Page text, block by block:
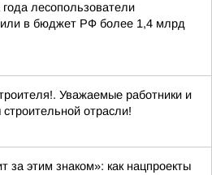
лесопользователи
в бюджет РФ более 1,4 млрд
Уважаемые работники и
отрасли!
за этим знаком»: как нацпроекты